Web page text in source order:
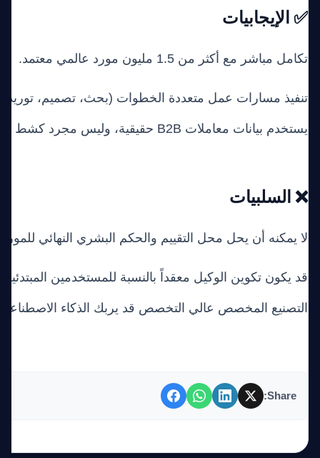
✅ الإيجابيات
تكامل مباشر مع أكثر من 1.5 مليون مورد عالمي معتمد.
تنفيذ مسارات عمل متعددة الخطوات (بحث، تصميم،
يستخدم بيانات معاملات B2B حقيقية، وليس مجرد كشط عام للويب.
❌ السلبيات
لا يمكنه أن يحل محل التقييم والحكم البشري النهائي
قد يكون تكوين الوكيل معقداً بالنسبة للمستخدمين
التصنيع المخصص عالي التخصص قد يربك الذكاء
Share: